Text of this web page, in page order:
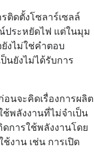
ติดตั้งโซลาร์เซลล์
ประหยัดไฟ แต่ในมุม
งไม่ใช่คำตอบ
นยังไม่ได้รับการ
นจะคิดเรื่องการผลิต
พลังงานที่ไม่จำเป็น
การใช้พลังงานโดย
งาน เช่น การเปิด